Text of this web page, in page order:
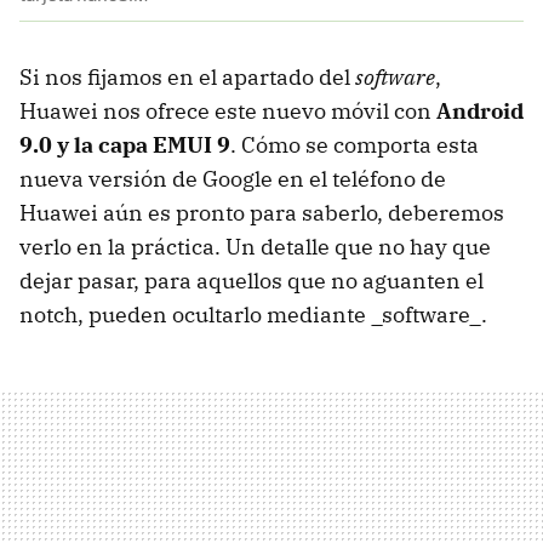
Si nos fijamos en el apartado delsoftware,
Huawei nos ofrece este nuevo móvil con Android
9.0 y la capa EMUI 9. Cómo se comporta esta
nueva versión de Google en el teléfono de
Huawei aún es pronto para saberlo, deberemos
verlo en la práctica. Un detalle que no hay que
dejar pasar, para aquellos que no aguanten el
notch, pueden ocultarlo mediante _software_.